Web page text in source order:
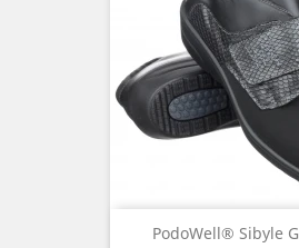
PodoWell® Sibyle